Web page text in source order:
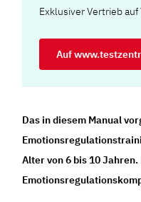
Exklusiver Vertrieb
Auf
Das in diesem Manual
Alter von 6 bis 10